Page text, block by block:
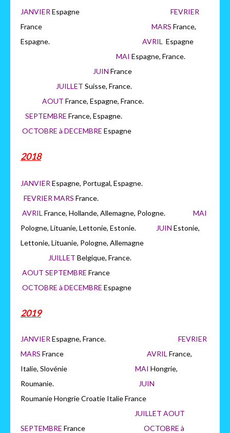
JANVIER Espagne FEVRIER
France MARS France,
Espagne. AVRIL Espagne
MAI Espagne, France.
JUIN France
JUILLET Suisse, France.
AOUT France, Espagne, France.
SEPTEMBRE France, Espagne.
OCTOBRE à DECEMBRE Espagne
2018
JANVIER Espagne, Portugal, Espagne.
FEVRIER MARS France.
AVRIL France, Hollande, Allemagne, Pologne. MAI
Pologne, Lituanie, Lettonie, Estonie.
JUIN Estonie,
Lettonie, Lituanie, Pologne, Allemagne
JUILLET Belgique, France.
AOUT SEPTEMBRE France
OCTOBRE à DECEMBRE Espagne
2019
JANVIER Espagne, France. FEVRIER
MARS France AVRIL France,
Italie, Slovénie MAI Hongrie,
Roumanie.
JUIN
Roumanie Hongrie Croatie Italie France
JUILLET AOUT
SEPTEMBRE France OCTOBRE à